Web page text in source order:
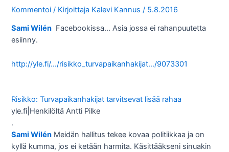
Kommentoi / Kirjoittaja Kalevi Kannus/ 5.8.2016
Sami Wilén Facebookissa…Asia jossa ei rahanpuutetta
esiinny.
http://yle.fi/…/risikko_turvapaikanhakijat…/9073301
Risikko: Turvapaikanhakijat tarvitsevat lisää rahaa
yle.fi Henkilöltä Antti Pilke
.
Sami Wilén Meidän hallitus tekee kovaa politiikkaa ja on
kyllä kumma, jos ei ketään harmita. Käsittääkseni sinuakin